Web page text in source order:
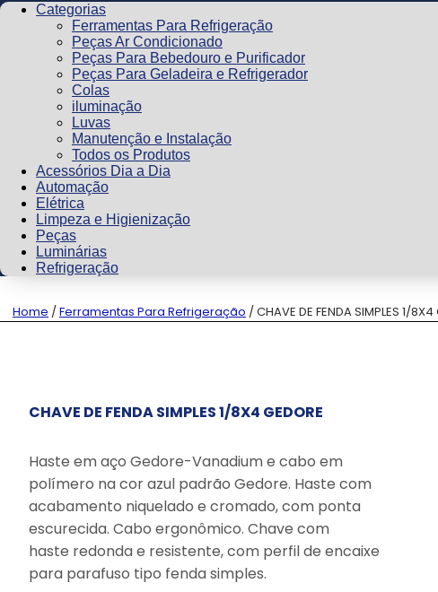
Categorias
Ferramentas Para Refrigeração
Peças Ar Condicionado
Peças Para Bebedouro e Purificador
Peças Para Geladeira e Refrigerador
Colas
iluminação
Luvas
Manutenção e Instalação
Todos os Produtos
Acessórios Dia a Dia
Automação
Elétrica
Limpeza e Higienização
Peças
Luminárias
Refrigeração
Home /Ferramentas Para Refrigeração / CHAVE DE FENDA SIMPLES 1/8X4
CHAVE DE FENDA SIMPLES 1/8X4 GEDORE
Haste em aço Gedore-Vanadium e cabo em
polímero na cor azul padrão Gedore. Haste com
acabamento niquelado e cromado, com ponta
escurecida. Cabo ergonômico. Chave com
haste redonda e resistente, com perfil de encaixe
para parafuso tipo fenda simples.